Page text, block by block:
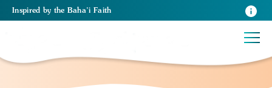
Inspired by the Baha’i Faith